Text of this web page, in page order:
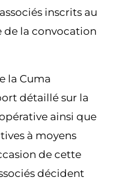
inscrits au
de la convocation
la Cuma
détaillé sur la
ainsi que
à moyens
de cette
décident